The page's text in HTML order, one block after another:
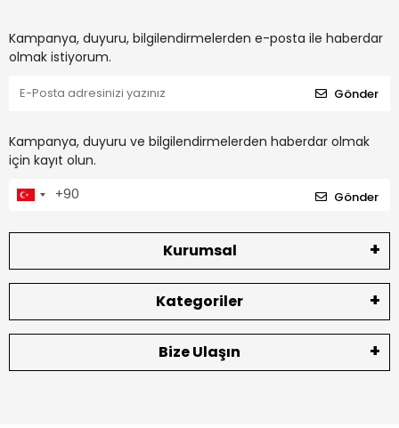
Kampanya, duyuru, bilgilendirmelerden e-posta ile haberdar
olmak istiyorum.
Gönder
Kampanya, duyuru ve bilgilendirmelerden haberdar olmak
için kayıt olun.
Gönder
Kurumsal
Kategoriler
Bize Ulaşın